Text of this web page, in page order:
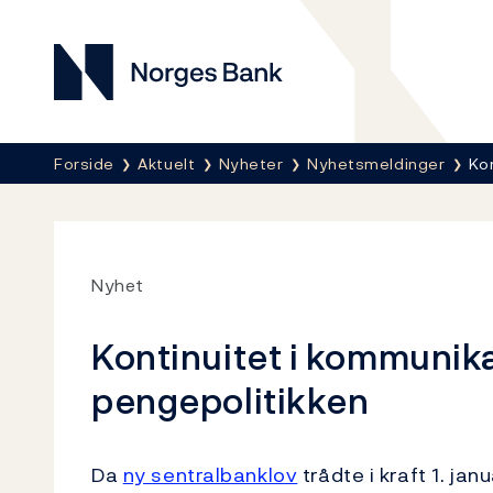
Norges Bank
Her er du nå:
Forside Aktuelt Nyheter Nyhetsmeldinger
Nyhet
Kontinuitet i
pengepolitikken
Da ny sentralbanklov trådte i kraft 1.